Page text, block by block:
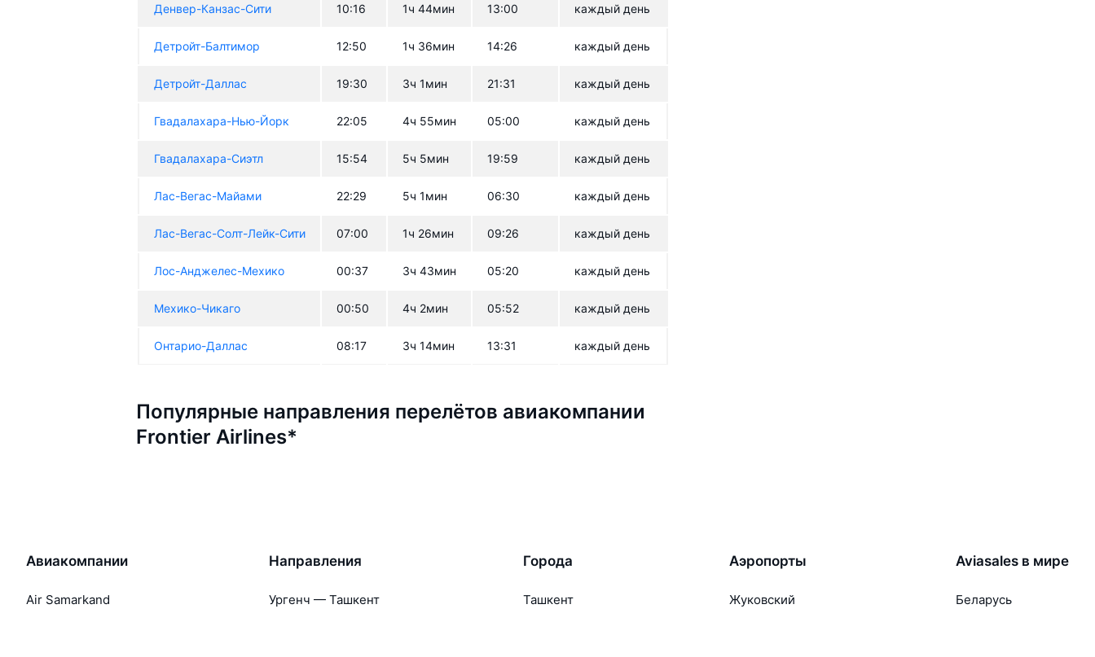
Денвер-Канзас-Сити 10:16 1ч 44мин 13:00 каждый день
Детройт-Балтимор 12:50 1ч 36мин 14:26 каждый день
Детройт-Даллас 19:30 3ч 1мин 21:31 каждый день
Гвадалахара-Нью-Йорк 22:05 4ч 55мин 05:00 каждый день
Гвадалахара-Сиэтл 15:54 5ч 5мин 19:59 каждый день
Лас-Вегас-Майами 22:29 5ч 1мин 06:30 каждый день
Лас-Вегас-Солт-Лейк-Сити 07:00 1ч 26мин 09:26 каждый день
Лос-Анджелес-Мехико 00:37 3ч 43мин 05:20 каждый день
Мехико-Чикаго 00:50 4ч 2мин 05:52 каждый день
Онтарио-Даллас 08:17 3ч 14мин 13:31 каждый день
Популярные направления перелётов авиакомпании
Frontier Airlines*
Авиакомпании
Air Samarkand
Направления
Ургенч — Ташкент
Города
Ташкент
Аэропорты
Жуковский
Aviasales в мире
Беларусь